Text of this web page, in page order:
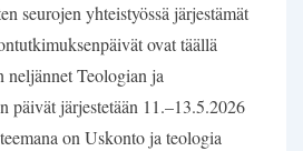
seurojen yhteistyössä järjestämät
ovat täällä
neljännet Teologian ja
päivät järjestetään 11.–13.5.2026
on Uskonto ja teologia